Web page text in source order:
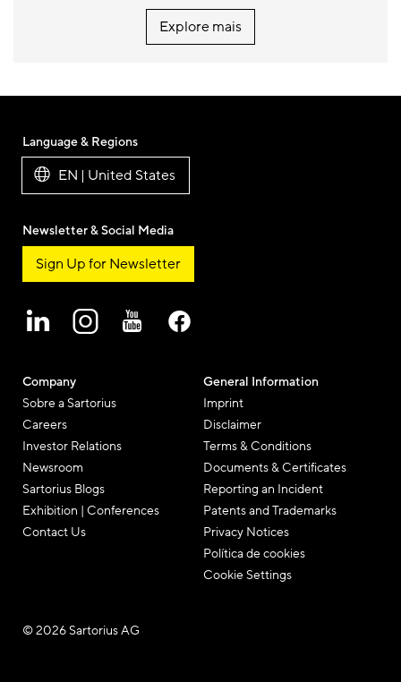
Explore mais
Company
Sobre a Sartorius
Careers
Investor Relations
Newsroom
Sartorius Blogs
Exhibition | Conferences
Contact Us
General Information
Imprint
Disclaimer
Terms & Conditions
Documents & Certificates
Reporting an Incident
Patents and Trademarks
Privacy Notices
Política de cookies
Cookie Settings
Language & Regions
EN | United States
Newsletter & Social Media
Sign Up for Newsletter
© 2026 Sartorius AG